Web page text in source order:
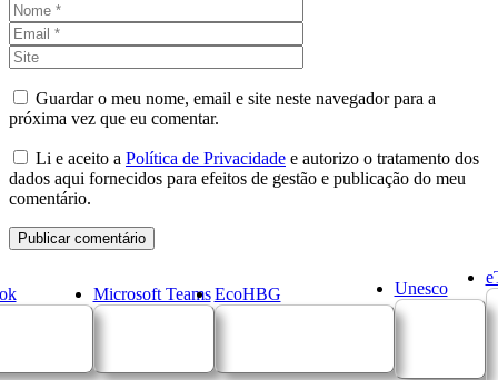
Nome
Guardar o meu nome, email e site neste navegador para a
próxima vez que eu comentar.
Li e aceito a Política de Privacidade e autorizo o tratamento dos
dados aqui fornecidos para efeitos de gestão e publicação do meu
comentário.
Microsoft Teams EcoHBG Unesco